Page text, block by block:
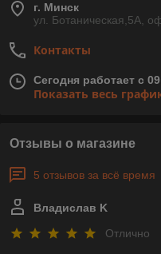
г. Минск
ул. Ботаническая,5А,
Контакты
Сегодня работает с
Показать весь
Отзывы о магазине
5 отзывов за всё время
Владислав K
Отлично